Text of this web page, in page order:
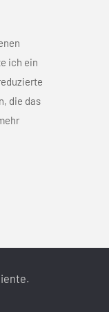
ich ein
die das